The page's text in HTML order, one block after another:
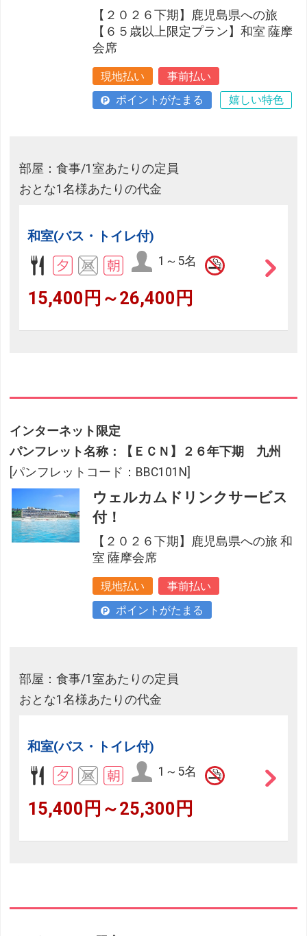
【２０２６下期】鹿児島県への旅
【６５歳以上限定プラン】和室 薩摩
会席
現地払い
事前払い
ポイントがたまる
嬉しい特色
部屋：食事/1室あたりの定員
おとな1名様あたりの代金
和室(バス・トイレ付)
1～5名
15,400円～26,400円
インターネット限定
パンフレット名称：【ＥＣＮ】２６年下期 九州
[パンフレットコード：BBC101N]
ウェルカムドリンクサービス
付！
【２０２６下期】鹿児島県への旅 和
室 薩摩会席
現地払い
事前払い
ポイントがたまる
部屋：食事/1室あたりの定員
おとな1名様あたりの代金
和室(バス・トイレ付)
1～5名
15,400円～25,300円